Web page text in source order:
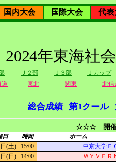
国内大会 国際大会
代表
2024年東海社
Ｊ２部 Ｊ３部
Ｊカップ
道 東北 関東 北信
総合成績 第1クール
☆☆☆ 開催
日 時間 ホーム
(土) 15:00
中京大学Ｆ
(日)
14:00
ＷＹＶＥＲ